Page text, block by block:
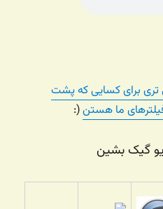
برای کسایی که پشت
ما هستن(:
گیک بشین